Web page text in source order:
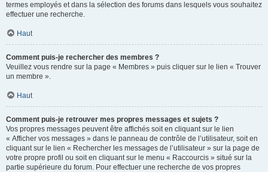
termes employés et dans la sélection des forums dans lesquels vous souhaitez
effectuer une recherche.
Haut
Comment puis-je rechercher des membres ?
Veuillez vous rendre sur la page « Membres » puis cliquer sur le lien « Trouver
un membre ».
Haut
Comment puis-je retrouver mes propres messages et sujets ?
Vos propres messages peuvent être affichés soit en cliquant sur le lien
« Afficher vos messages » dans le panneau de contrôle de l’utilisateur, soit en
cliquant sur le lien « Rechercher les messages de l’utilisateur » sur la page de
votre propre profil ou soit en cliquant sur le menu « Raccourcis » situé sur la
partie supérieure du forum. Pour effectuer une recherche de vos propres